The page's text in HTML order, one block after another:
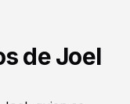
de Joel